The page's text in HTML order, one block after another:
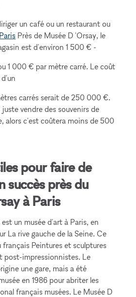
un café ou un restaurant ou
Près de Musée D 'Orsay, le
est d'environ 1 500 € -
1 000 € par mètre carré. Le coût
carrés serait de 250 000 €.
vendre des souvenirs de
alors c'est coûtera moins de 500
pour faire de
succès près du
à Paris
un musée d'art à Paris, en
La rive gauche de la Seine. Ce
français Peintures et sculptures
post-impressionnistes. Le
une gare, mais a été
en 1986 pour abriter les
français musées. Le Musée D